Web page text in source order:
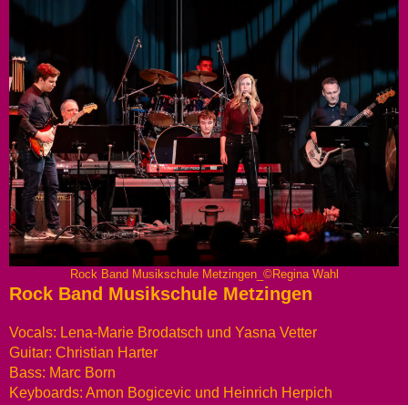
Rock Band Musikschule Metzingen_©Regina Wahl
Rock Band Musikschule Metzingen
Vocals: Lena-Marie Brodatsch und Yasna Vetter
Guitar: Christian Harter
Bass: Marc Born
Keyboards: Amon Bogicevic und Heinrich Herpich